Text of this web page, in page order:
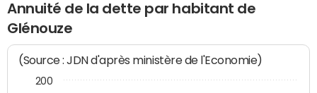
Annuité de la dette par habitant de
Glénouze
(Source : JDN d'après ministère de l'Economie)
200